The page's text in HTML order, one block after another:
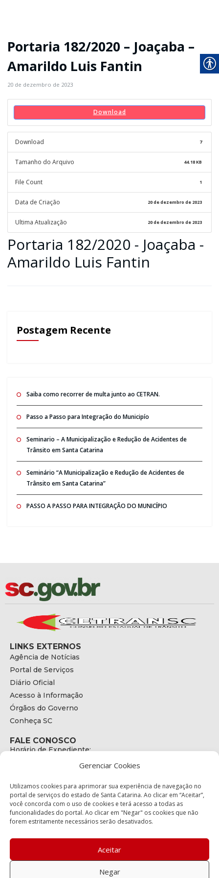
Gerenciar Cookies
Utilizamos cookies para aprimorar sua experiência de navegação no
portal de serviços do estado de Santa Catarina. Ao clicar em “Aceitar”,
você concorda com o uso de cookies e terá acesso a todas as
funcionalidades do portal. Ao clicar em "Negar" os cookies que não
forem estritamente necessários serão desativados.
Aceitar
Negar
Portaria 182/2020 – Joaçaba –
Amarildo Luis Fantin
20 de dezembro de 2023
Download
Download 7
Tamanho do Arquivo 44.18 KB
File Count 1
Data de Criação 20 de dezembro de 2023
Ultima Atualização 20 de dezembro de 2023
Portaria 182/2020 - Joaçaba -
Amarildo Luis Fantin
Postagem Recente
Saiba como recorrer de multa junto ao CETRAN.
Passo a Passo para Integração do Municipío
Seminario – A Municipalização e Redução de Acidentes de
Trânsito em Santa Catarina
Seminário “A Municipalização e Redução de Acidentes de
Trânsito em Santa Catarina”
PASSO A PASSO PARA INTEGRAÇÃO DO MUNICÍPIO
LINKS EXTERNOS
Agência de Notícias
Portal de Serviços
Diário Oficial
Acesso à Informação
Órgãos do Governo
Conheça SC
FALE CONOSCO
Horário de Expediente:
E-mail:
secretariaexecutiva@cetran.sc.gov.br
ENDEREÇO
Endereço:
Bairro:
Coqueiros, Florianópolis SC
88.080-160